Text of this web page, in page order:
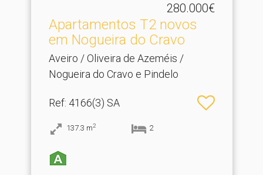
280.000€
Apartamentos T2 novos
em Nogueira do Cravo
Aveiro / Oliveira de Azeméis /
Nogueira do Cravo e Pindelo
Ref: 4166(3) SA
137.3 m2 2